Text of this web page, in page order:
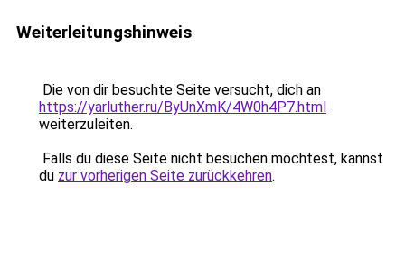
Weiterleitungshinweis
Die von dir besuchte Seite versucht, dich an
https://yarluther.ru/ByUnXmK/4W0h4P7.html
weiterzuleiten.
Falls du diese Seite nicht besuchen möchtest, kannst
du zur vorherigen Seite zurückkehren.